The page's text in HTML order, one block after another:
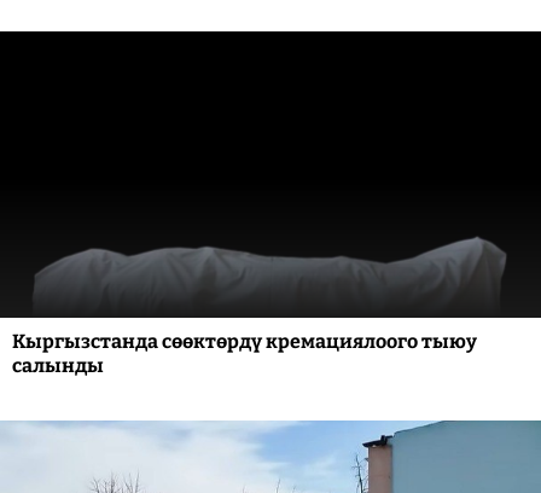
Кыргызстанда сөөктөрдү кремациялоого тыюу
салынды